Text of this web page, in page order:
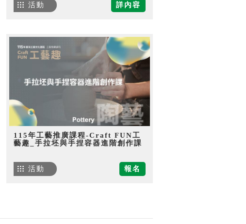
詳內容
活動
115年工藝推廣課程-Craft FUN工
藝趣_手拉坯與手捏容器進階創作課
報名
活動